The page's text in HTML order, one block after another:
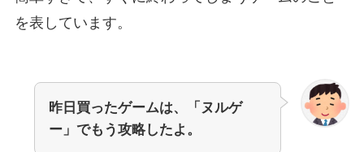
を表しています。
昨日買ったゲームは、「ヌルゲ
ー」でもう攻略したよ。